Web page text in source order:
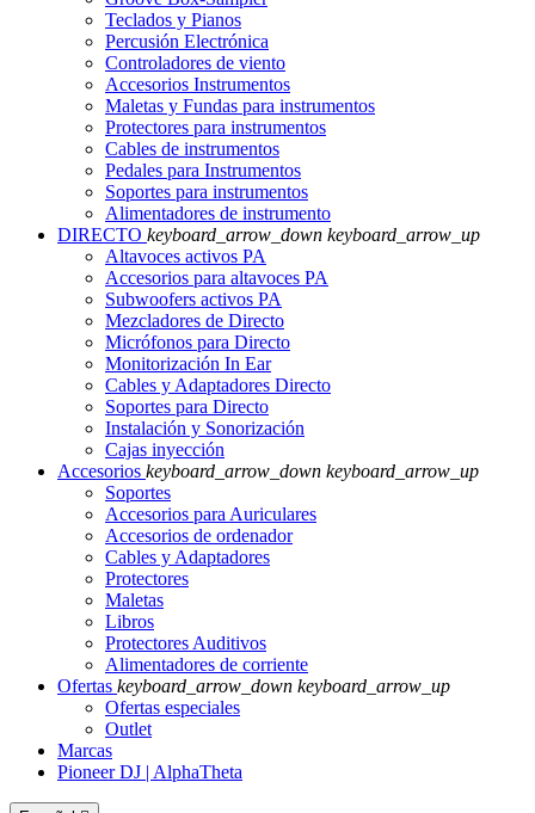
Teclados y Pianos
Percusión Electrónica
Controladores de viento
Accesorios Instrumentos
Maletas y Fundas para instrumentos
Protectores para instrumentos
Cables de instrumentos
Pedales para Instrumentos
Soportes para instrumentos
Alimentadores de instrumento
DIRECTO keyboard_arrow_down keyboard_arrow_up
Altavoces activos PA
Accesorios para altavoces PA
Subwoofers activos PA
Mezcladores de Directo
Micrófonos para Directo
Monitorización In Ear
Cables y Adaptadores Directo
Soportes para Directo
Instalación y Sonorización
Cajas inyección
Accesorios keyboard_arrow_down keyboard_arrow_up
Soportes
Accesorios para Auriculares
Accesorios de ordenador
Cables y Adaptadores
Protectores
Maletas
Libros
Protectores Auditivos
Alimentadores de corriente
Ofertas keyboard_arrow_down keyboard_arrow_up
Ofertas especiales
Outlet
Marcas
Pioneer DJ | AlphaTheta